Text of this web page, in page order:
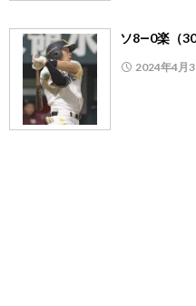
ソ8―0楽（
2024年4月